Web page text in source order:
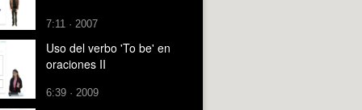
7:11 · 2007
Uso del verbo 'To be' en
oraciones II
6:39 · 2009